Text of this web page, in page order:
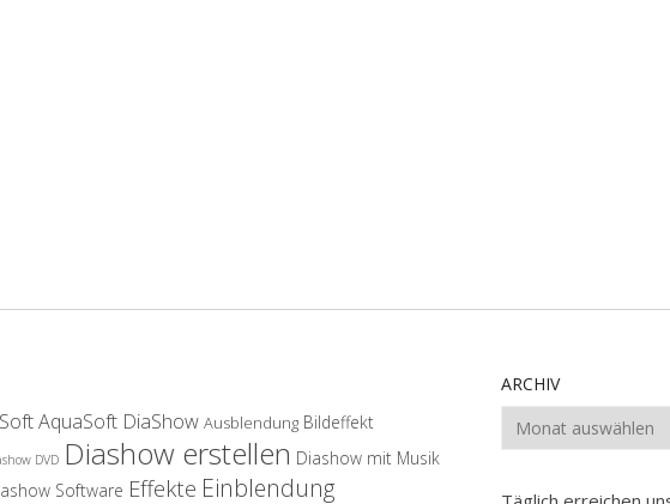
AquaSoft DiaShow Ausblendung Bildeffekt
DVD Diashow erstellen Diashow mit Musik
Software Effekte Einblendung
ARCHIV
Archiv